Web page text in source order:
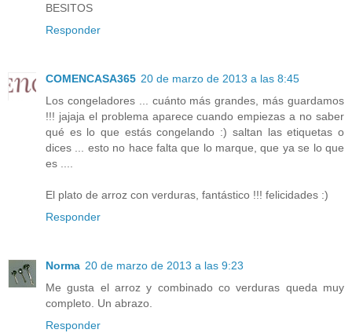
BESITOS
Responder
COMENCASA365 20 de marzo de 2013 a las 8:45
Los congeladores ... cuánto más grandes, más guardamos
!!! jajaja el problema aparece cuando empiezas a no saber
qué es lo que estás congelando :) saltan las etiquetas o
dices ... esto no hace falta que lo marque, que ya se lo que
es ....
El plato de arroz con verduras, fantástico !!! felicidades :)
Responder
Norma 20 de marzo de 2013 a las 9:23
Me gusta el arroz y combinado co verduras queda muy
completo. Un abrazo.
Responder